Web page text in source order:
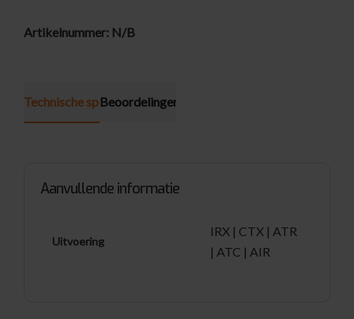
Artikelnummer: N/B
Technische specificatie
Beoordelingen (0)
Aanvullende informatie
Uitvoering
IRX | CTX | ATR
| ATC | AIR